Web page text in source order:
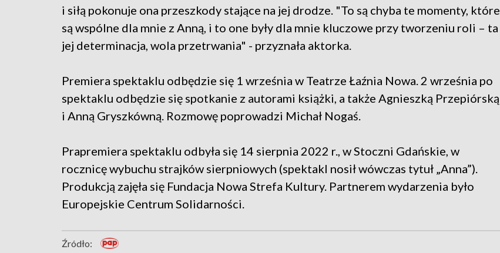
i siłą pokonuje ona przeszkody stające na jej drodze. "To są chyba te momenty, które
są wspólne dla mnie z Anną, i to one były dla mnie kluczowe przy tworzeniu roli – ta
jej determinacja, wola przetrwania" - przyznała aktorka.
Premiera spektaklu odbędzie się 1 września w Teatrze Łaźnia Nowa. 2 września po
spektaklu odbędzie się spotkanie z autorami książki, a także Agnieszką Przepiórską
i Anną Gryszkówną. Rozmowę poprowadzi Michał Nogaś.
Prapremiera spektaklu odbyła się 14 sierpnia 2022 r., w Stoczni Gdańskie, w
rocznicę wybuchu strajków sierpniowych (spektakl nosił wówczas tytuł „Anna”).
Produkcją zajęła się Fundacja Nowa Strefa Kultury. Partnerem wydarzenia było
Europejskie Centrum Solidarności.
Źródło: